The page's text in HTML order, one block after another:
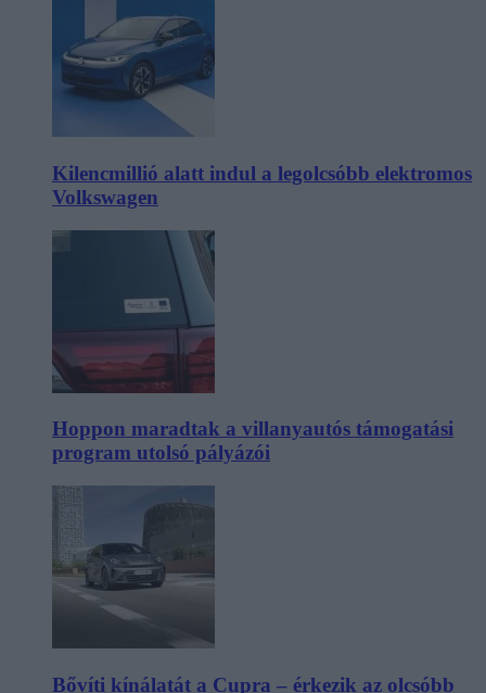
Kilencmillió alatt indul a legolcsóbb elektromos
Volkswagen
Hoppon maradtak a villanyautós támogatási
program utolsó pályázói
Bővíti kínálatát a Cupra – érkezik az olcsóbb